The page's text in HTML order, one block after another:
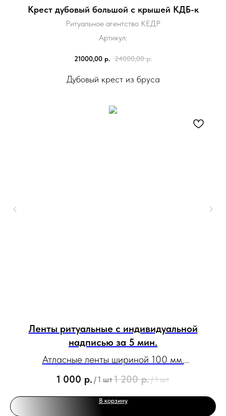
Крест дубовый большой с крышей КДБ-к
Ритуальное агентство КЕДР
Артикул:
21000,00 р. 24000,00 р.
Дубовый крест из бруса
Ленты ритуальные с индивидуальной
надписью за 5 мин.
Атласные ленты шириной 100 мм.
рисунков.
1 000 р. /1 шт1 200 р./1 шт
В корзину